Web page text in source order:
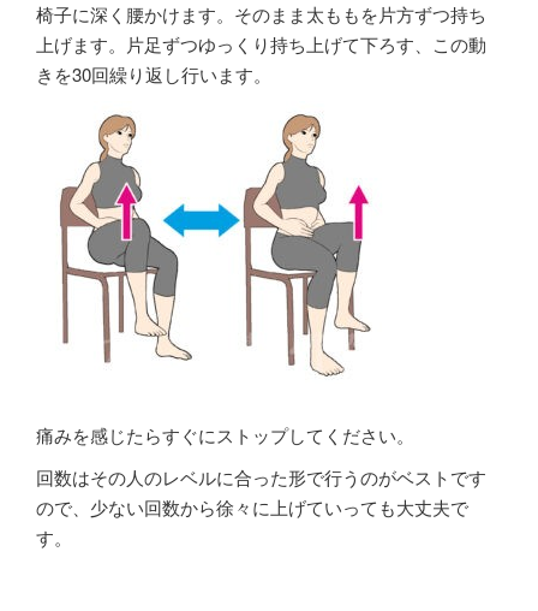
椅子に深く腰かけます。そのまま太ももを片方ずつ持ち
上げます。片足ずつゆっくり持ち上げて下ろす、この動
きを30回繰り返し行います。
痛みを感じたらすぐにストップしてください。
回数はその人のレベルに合った形で行うのがベストです
ので、少ない回数から徐々に上げていっても大丈夫で
す。